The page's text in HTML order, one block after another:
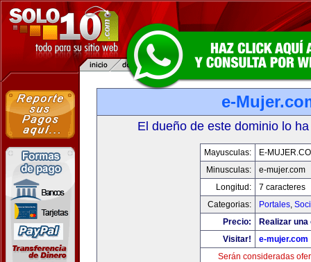
e-
El dueño de este dominio lo
Mayusculas:
E-
Minusculas:
e-mujer.com
Longitud:
7 caracteres
Categorias:
Portales,
Precio:
Realizar
Visitar!
e-mujer.com
Serán consideradas